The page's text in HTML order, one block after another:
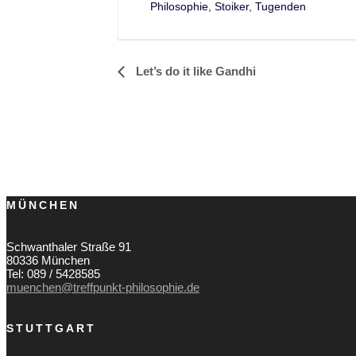
Philosophie, Stoiker, Tugenden
Veranstaltung-
Let’s do it like Gandhi
MÜNCHEN
Schwanthaler Straße 91
80336 München
Tel: 089 / 5428585
muenchen@treffpunkt-philosophie.de
STUTTGART